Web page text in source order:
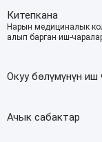
Китепкана
–
Нарын медициналык
алып барган иш-
Окуу бөлүмүнүн иш
Ачык сабактар